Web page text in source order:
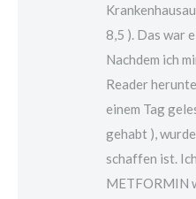
8,5 ). Das war
Nachdem ich
Reader
einem Tag
gehabt ),
schaffen ist.
METFORMIN